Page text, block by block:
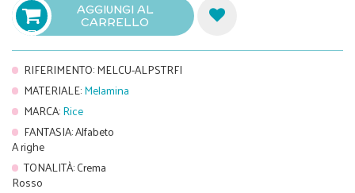

AGGIUNGI AL
CARRELLO
RIFERIMENTO:MELCU-ALPSTRFI
MATERIALE:Melamina
MARCA:Rice
FANTASIA:Alfabeto
A righe
TONALITÀ:Crema
Rosso